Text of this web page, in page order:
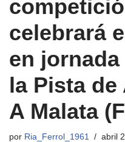
celebrará
en
la Pista
A Malata
por Ria_Ferrol_1961 abril